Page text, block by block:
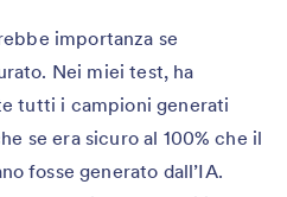
importanza se
Nei miei test, ha
tutti i campioni generati
se era sicuro al 100% che il
fosse generato dall’IA.